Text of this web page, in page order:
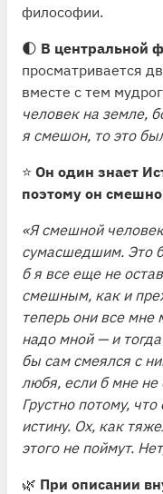
философии.
🌓 В центральной
просматривается
вместе с тем
человек на земле,
я смешон, то это
⭐️ Он один знает
поэтому он
«Я смешной
сумасшедшим. Это
б я все еще не
смешным, как и
теперь они все
надо мной — и
бы сам смеялся с
любя, если б мне не
Грустно потому,
истину. Ох, как
этого не поймут.
🌿 При описании